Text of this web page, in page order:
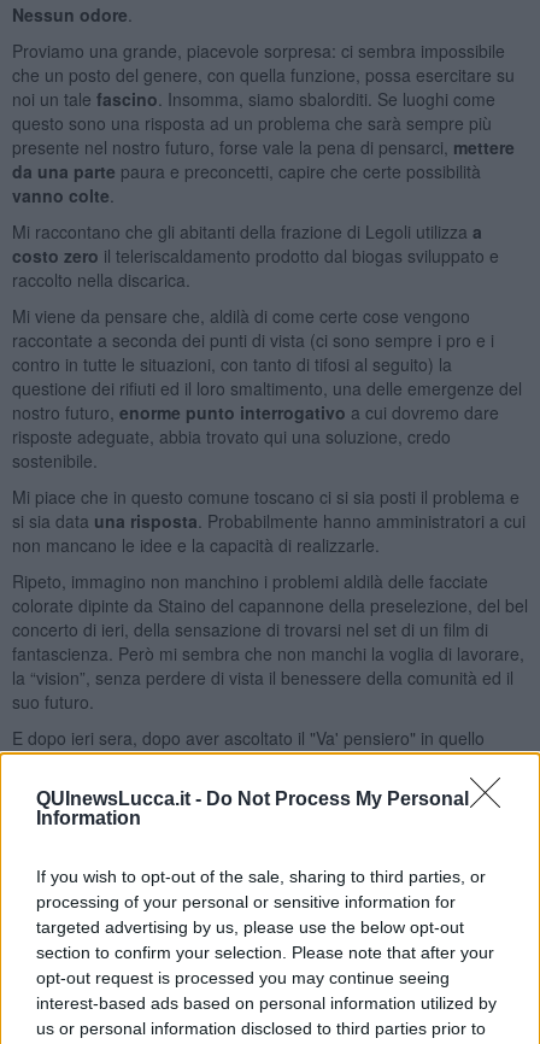
QUInewsLucca.it - Do Not Process My Personal
Information
If you wish to opt-out of the sale, sharing to third parties, or
processing of your personal or sensitive information for
targeted advertising by us, please use the below opt-out
section to confirm your selection. Please note that after your
opt-out request is processed you may continue seeing
interest-based ads based on personal information utilized by
us or personal information disclosed to third parties prior to
Nessun odore
Proviamo una grande, piacevole sorpresa: ci sembra impossibile
che un posto del genere, con quella funzione, possa esercitare su
noi un tale fascino . Insomma, siamo sbalorditi. Se luoghi come
questo sono una risposta ad un problema che sarà sempre più
presente nel nostro futuro, forse vale la pena di pensarci, mettere
da una parte paura e preconcetti, capire che certe possibilità
vanno colte
Mi raccontano che gli abitanti della frazione di Legoli utilizza a
costo zero il teleriscaldamento prodotto dal biogas sviluppato e
raccolto nella discarica.
Mi viene da pensare che, aldilà di come certe cose vengono
raccontate a seconda dei punti di vista (ci sono sempre i pro e i
contro in tutte le situazioni, con tanto di tifosi al seguito) la
questione dei rifiuti ed il loro smaltimento, una delle emergenze del
nostro futuro, enorme punto interrogativo a cui dovremo dare
risposte adeguate, abbia trovato qui una soluzione, credo
sostenibile.
Mi piace che in questo comune toscano ci si sia posti il problema e
si sia data una risposta . Probabilmente hanno amministratori a cui
non mancano le idee e la capacità di realizzarle.
Ripeto, immagino non manchino i problemi aldilà delle facciate
colorate dipinte da Staino del capannone della preselezione, del bel
concerto di ieri, della sensazione di trovarsi nel set di un film di
fantascienza. Però mi sembra che non manchi la voglia di lavorare,
la “vision”, senza perdere di vista il benessere della comunità ed il
suo futuro.
E dopo ieri sera, dopo aver ascoltato il "Va' pensiero" in quello
scenario, confesso che se mi chiedessero “La vorresti una
discarica a pochi chilometri da casa tua?”, una volta vista questa,
credo che la mia risposta sarebbe: “Certo, se fosse fatta in maniera
Franco Bonciani
Se vuoi leggere le notizie principali della Toscana iscriviti alla